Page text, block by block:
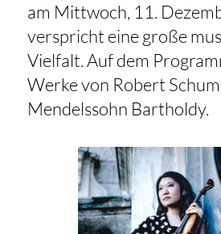
am Mittwoch, 11.
verspricht eine große
Vielfalt. Auf dem
Werke von Robert
Mendelssohn Bartholdy.